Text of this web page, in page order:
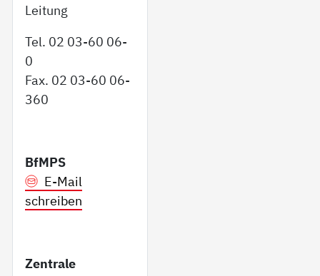
Leitung
Tel. 02 03-60 06-
0
Fax. 02 03-60 06-
360
BfMPS
E-Mail
schreiben
Zentrale